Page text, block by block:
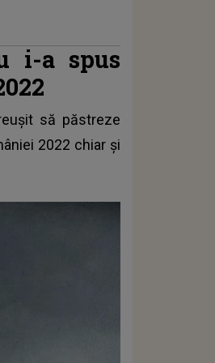
i-a spus
să păstreze
2022 chiar și